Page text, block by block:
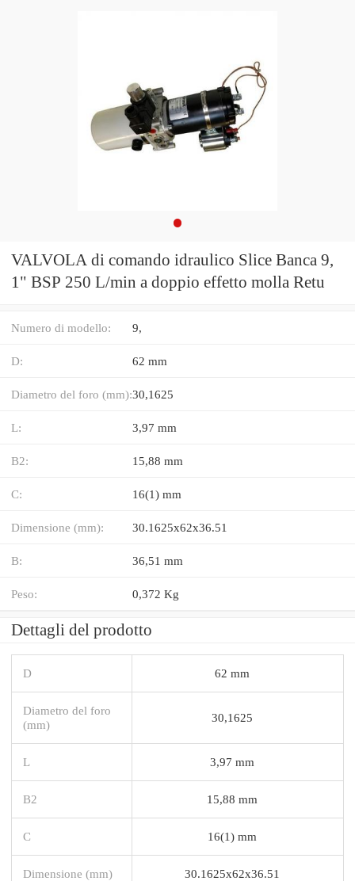
VALVOLA di comando idraulico Slice Banca 9,
1" BSP 250 L/min a doppio effetto molla Retu
Numero di modello: 9,
D: 62 mm
Diametro del foro (mm):30,1625
L: 3,97 mm
B2: 15,88 mm
C: 16(1) mm
Dimensione (mm): 30.1625x62x36.51
B: 36,51 mm
Peso: 0,372 Kg
Dettagli del prodotto
D 62 mm
Diametro del foro
(mm)
30,1625
L 3,97 mm
B2 15,88 mm
C 16(1) mm
Dimensione (mm) 30.1625x62x36.51